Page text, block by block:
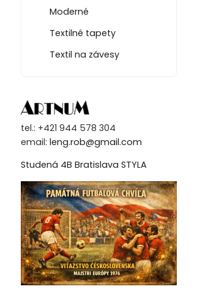
Moderné
Textilné tapety
Textil na závesy
tel.: +421 944 578 304
email: leng.rob@gmail.com
Studená 4B Bratislava STYLA